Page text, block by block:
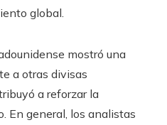
global.
mostró una
a otras divisas
a reforzar la
En general, los analistas